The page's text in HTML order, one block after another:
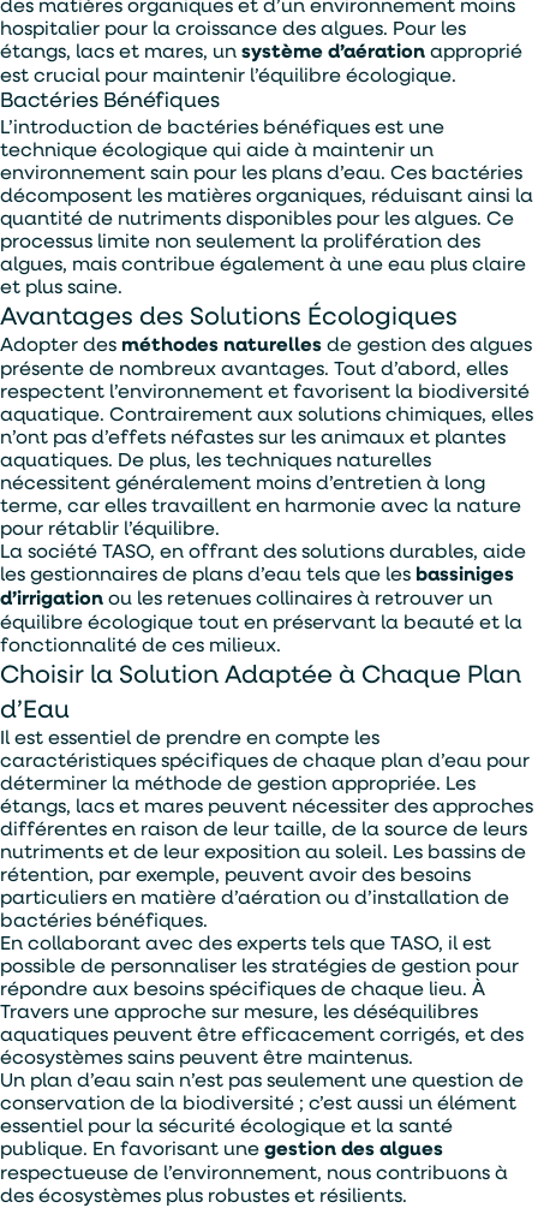
hospitalier pour la croissance des algues. Pour les
étangs, lacs et mares, unsystème d’aérationapproprié
est crucial pour maintenir l’équilibre écologique.
Bactéries Bénéfiques
L’introduction de bactéries bénéfiques est une
technique écologique qui aide à maintenir un
environnement sain pour les plans d’eau. Ces bactéries
décomposent les matières organiques, réduisant ainsi la
quantité de nutriments disponibles pour les algues. Ce
processus limite non seulement la prolifération des
algues, mais contribue également à une eau plus claire
et plus saine.
Avantages des Solutions Écologiques
Adopter des méthodes naturellesde gestion des algues
présente de nombreux avantages. Tout d’abord, elles
respectent l’environnement et favorisent la biodiversité
aquatique. Contrairement aux solutions chimiques, elles
n’ont pas d’effets néfastes sur les animaux et plantes
aquatiques. De plus, les techniques naturelles
nécessitent généralement moins d’entretien à long
terme, car elles travaillent en harmonie avec la nature
pour rétablir l’équilibre.
La société TASO, en offrant des solutions durables, aide
les gestionnaires de plans d’eau tels que les bassiniges
d’irrigationou les retenues collinaires à retrouver un
équilibre écologique tout en préservant la beauté et la
fonctionnalité de ces milieux.
Choisir la Solution Adaptée à Chaque Plan
d’Eau
Il est essentiel de prendre en compte les
caractéristiques spécifiques de chaque plan d’eau pour
déterminer la méthode de gestion appropriée. Les
étangs, lacs et mares peuvent nécessiter des approches
différentes en raison de leur taille, de la source de leurs
nutriments et de leur exposition au soleil. Les bassins de
rétention, par exemple, peuvent avoir des besoins
particuliers en matière d’aération ou d’installation de
bactéries bénéfiques.
En collaborant avec des experts tels que TASO, il est
possible de personnaliser les stratégies de gestion pour
répondre aux besoins spécifiques de chaque lieu. À
Travers une approche sur mesure, les déséquilibres
aquatiques peuvent être efficacement corrigés, et des
écosystèmes sains peuvent être maintenus.
Un plan d’eau sain n’est pas seulement une question de
conservation de la biodiversité ; c’est aussi un élément
essentiel pour la sécurité écologique et la santé
publique. En favorisant unegestion des algues
respectueuse de l’environnement, nous contribuons à
des écosystèmes plus robustes et résilients.